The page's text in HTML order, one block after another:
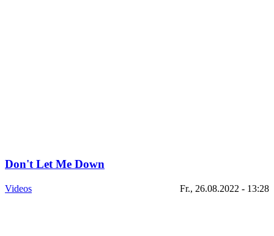
Don't Let Me Down
Videos Fr., 26.08.2022 - 13:28